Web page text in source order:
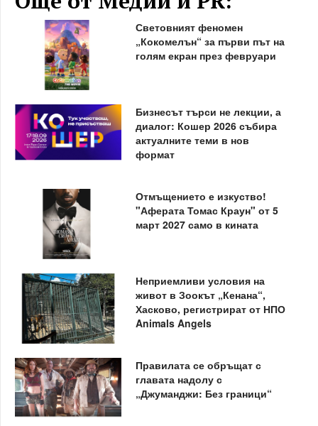
Световният феномен
„Кокомелън“ за първи път на
голям екран през февруари
Бизнесът търси не лекции, а
диалог: Кошер 2026 събира
актуалните теми в нов
формат
Отмъщението е изкуство!
"Аферата Томас Краун" от 5
март 2027 само в кината
Неприемливи условия на
живот в Зоокът „Кенана“,
Хасково, регистрират от НПО
Animals Angels
Правилата се обръщат с
главата надолу с
„Джуманджи: Без граници“